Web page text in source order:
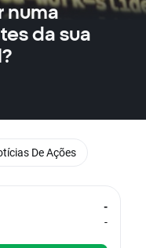
numa
da sua
-
-
De Ações